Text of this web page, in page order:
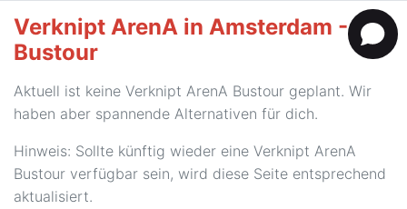
Verknipt ArenA in Amsterdam -
Bustour
Aktuell ist keine Verknipt ArenA Bustour geplant. Wir
haben aber spannende Alternativen für dich.
Hinweis: Sollte künftig wieder eine Verknipt ArenA
Bustour verfügbar sein, wird diese Seite entsprechend
aktualisiert.